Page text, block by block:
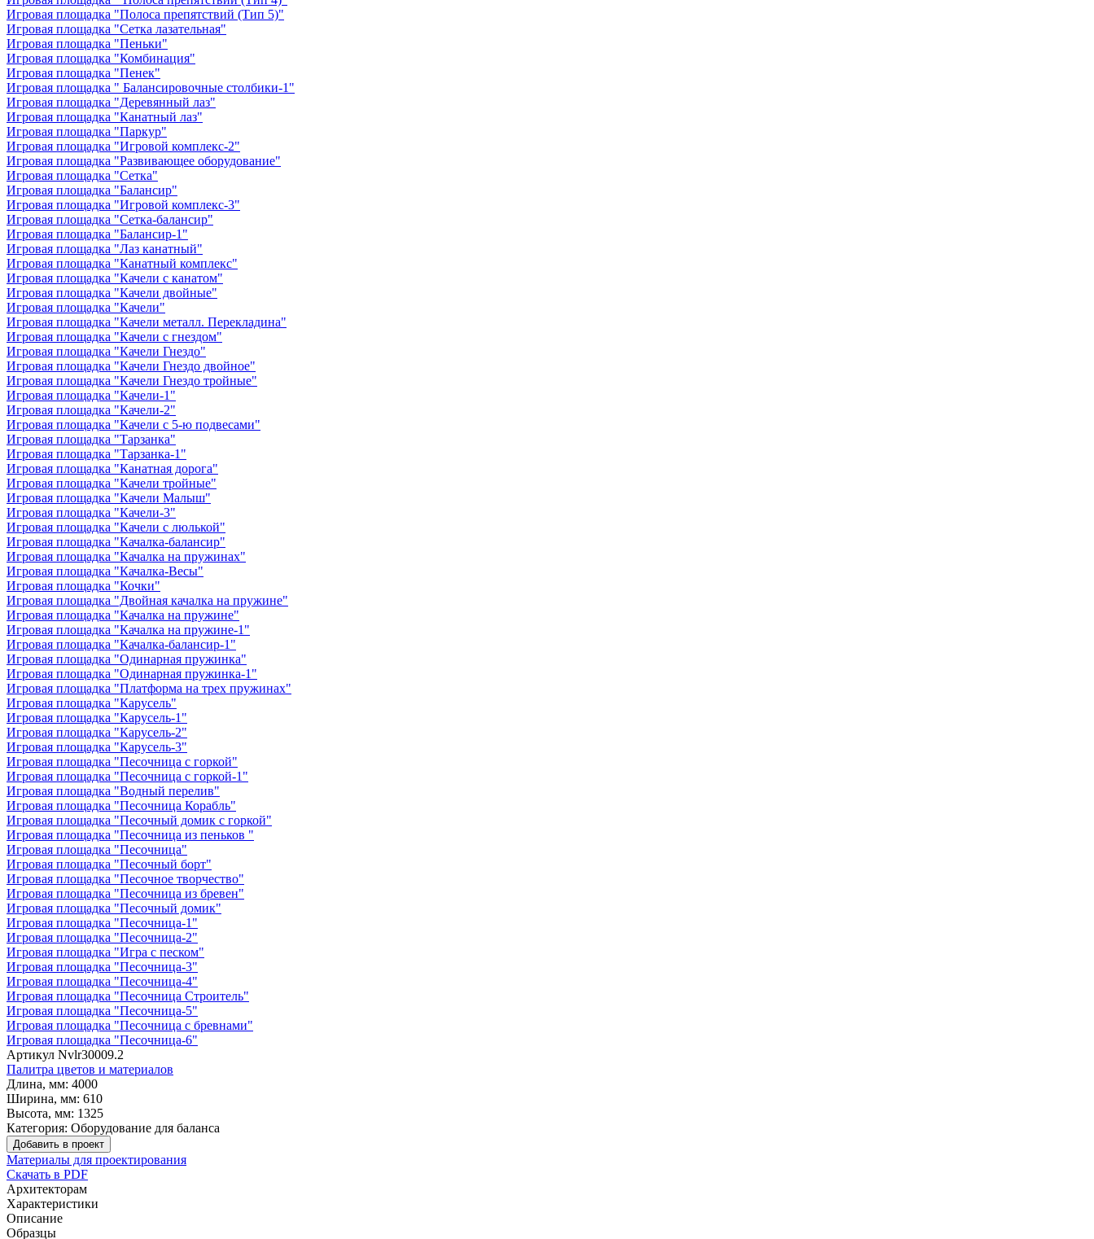
Игровая площадка "Полоса препятствий (Тип 5)"
Игровая площадка "Сетка лазательная"
Игровая площадка "Пеньки"
Игровая площадка "Комбинация"
Игровая площадка "Пенек"
Игровая площадка " Балансировочные столбики-1"
Игровая площадка "Деревянный лаз"
Игровая площадка "Канатный лаз"
Игровая площадка "Паркур"
Игровая площадка "Игровой комплекс-2"
Игровая площадка "Развивающее оборудование"
Игровая площадка "Сетка"
Игровая площадка "Балансир"
Игровая площадка "Игровой комплекс-3"
Игровая площадка "Сетка-балансир"
Игровая площадка "Балансир-1"
Игровая площадка "Лаз канатный"
Игровая площадка "Канатный комплекс"
Игровая площадка "Качели с канатом"
Игровая площадка "Качели двойные"
Игровая площадка "Качели"
Игровая площадка "Качели металл. Перекладина"
Игровая площадка "Качели с гнездом"
Игровая площадка "Качели Гнездо"
Игровая площадка "Качели Гнездо двойное"
Игровая площадка "Качели Гнездо тройные"
Игровая площадка "Качели-1"
Игровая площадка "Качели-2"
Игровая площадка "Качели с 5-ю подвесами"
Игровая площадка "Тарзанка"
Игровая площадка "Тарзанка-1"
Игровая площадка "Канатная дорога"
Игровая площадка "Качели тройные"
Игровая площадка "Качели Малыш"
Игровая площадка "Качели-3"
Игровая площадка "Качели с люлькой"
Игровая площадка "Качалка-балансир"
Игровая площадка "Качалка на пружинах"
Игровая площадка "Качалка-Весы"
Игровая площадка "Кочки"
Игровая площадка "Двойная качалка на пружине"
Игровая площадка "Качалка на пружине"
Игровая площадка "Качалка на пружине-1"
Игровая площадка "Качалка-балансир-1"
Игровая площадка "Одинарная пружинка"
Игровая площадка "Одинарная пружинка-1"
Игровая площадка "Платформа на трех пружинах"
Игровая площадка "Карусель"
Игровая площадка "Карусель-1"
Игровая площадка "Карусель-2"
Игровая площадка "Карусель-3"
Игровая площадка "Песочница с горкой"
Игровая площадка "Песочница с горкой-1"
Игровая площадка "Водный перелив"
Игровая площадка "Песочница Корабль"
Игровая площадка "Песочный домик с горкой"
Игровая площадка "Песочница из пеньков "
Игровая площадка "Песочница"
Игровая площадка "Песочный борт"
Игровая площадка "Песочное творчество"
Игровая площадка "Песочница из бревен"
Игровая площадка "Песочный домик"
Игровая площадка "Песочница-1"
Игровая площадка "Песочница-2"
Игровая площадка "Игра с песком"
Игровая площадка "Песочница-3"
Игровая площадка "Песочница-4"
Игровая площадка "Песочница Строитель"
Игровая площадка "Песочница-5"
Игровая площадка "Песочница с бревнами"
Игровая площадка "Песочница-6"
Артикул Nvlr30009.2
Палитра цветов и материалов
Длина, мм: 4000
Ширина, мм: 610
Высота, мм: 1325
Категория: Оборудование для баланса
Добавить в проект
Материалы для проектирования
Скачать в PDF
Архитекторам
Характеристики
Описание
Образцы